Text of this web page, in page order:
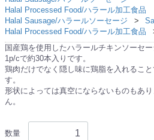
Halal Processed Food/ハラール加工食品
Halal Sausage/ハラールソーセージ
Halal Processed Food/ハラール加工食品
国産鶏を使用したハラールチキンソーセー
1p/cで約30本入りです。
鶏肉だけでなく隠し味に鶏脂を入れるこ
す。
形状によっては真空にならないものもあ
ん。
数量